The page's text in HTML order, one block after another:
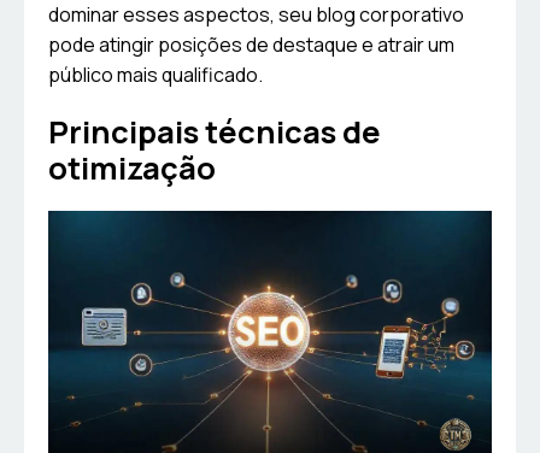
dominar esses aspectos, seu blog corporativo
pode atingir posições de destaque e atrair um
público mais qualificado.
Principais técnicas de
otimização